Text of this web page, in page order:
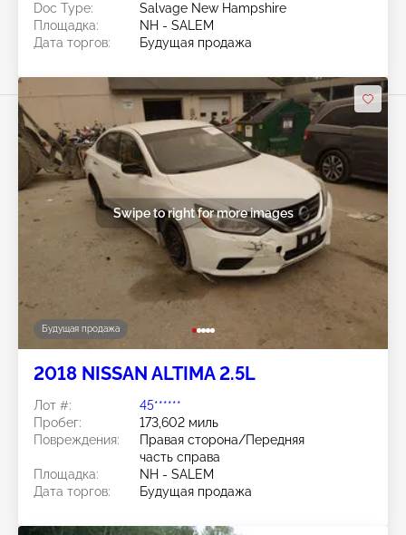
Doc Type:
Salvage New Hampshire
Площадка:
NH - SALEM
Дата торгов:
Будущая продажа
Будущая продажа
Swipe to right for more images
2018 NISSAN ALTIMA 2.5L
Лот #:
45******
Пробег:
173,602 миль
Повреждения:
Правая сторона/Передняя
часть справа
Площадка:
NH - SALEM
Дата торгов:
Будущая продажа